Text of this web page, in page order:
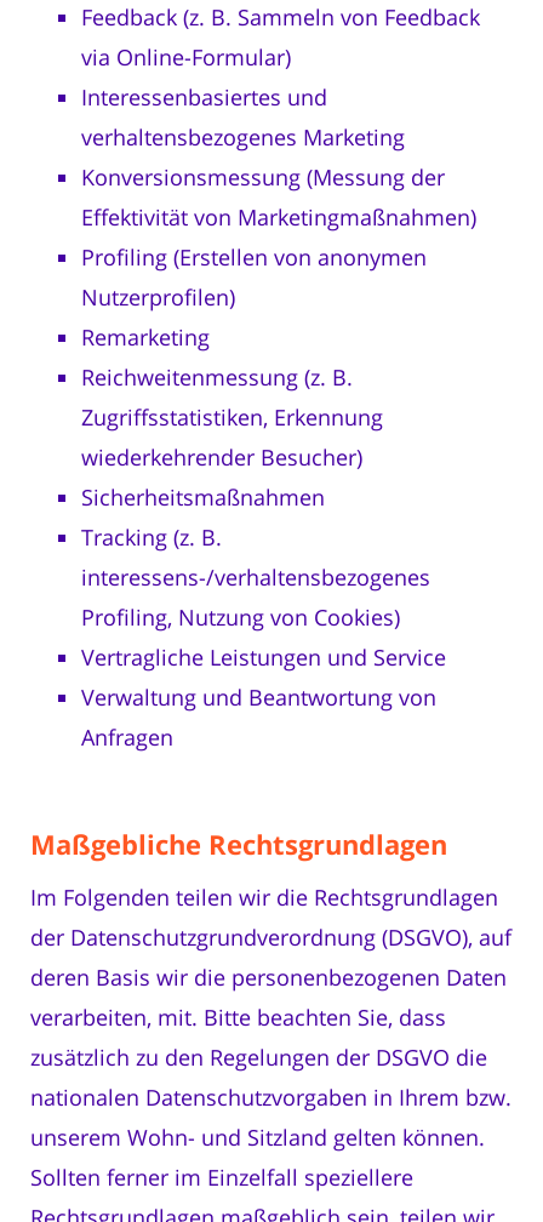
Feedback (z. B. Sammeln von Feedback
via Online-Formular)
Interessenbasiertes und
verhaltensbezogenes Marketing
Konversionsmessung (Messung der
Effektivität von Marketingmaßnahmen)
Profiling (Erstellen von anonymen
Nutzerprofilen)
Remarketing
Reichweitenmessung (z. B.
Zugriffsstatistiken, Erkennung
wiederkehrender Besucher)
Sicherheitsmaßnahmen
Tracking (z. B.
interessens-/verhaltensbezogenes
Profiling, Nutzung von Cookies)
Vertragliche Leistungen und Service
Verwaltung und Beantwortung von
Anfragen
Maßgebliche Rechtsgrundlagen
Im Folgenden teilen wir die Rechtsgrundlagen
der Datenschutzgrundverordnung (DSGVO), auf
deren Basis wir die personenbezogenen Daten
verarbeiten, mit. Bitte beachten Sie, dass
zusätzlich zu den Regelungen der DSGVO die
nationalen Datenschutzvorgaben in Ihrem bzw.
unserem Wohn- und Sitzland gelten können.
Sollten ferner im Einzelfall speziellere